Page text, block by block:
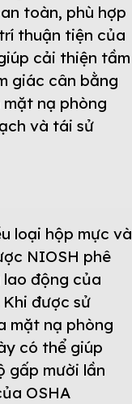
toàn, phù hợp
thuận tiện của
cải thiện tầm
giác cân bằng
nạ phòng
và tái sử
loại hộp mực và
NIOSH phê
động của
được sử
mặt nạ phòng
có thể giúp
gấp mười lần
OSHA